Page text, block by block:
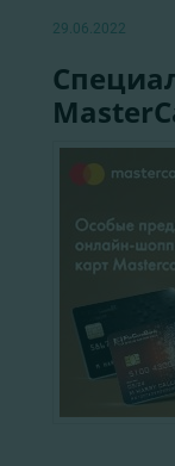
29.06.2022